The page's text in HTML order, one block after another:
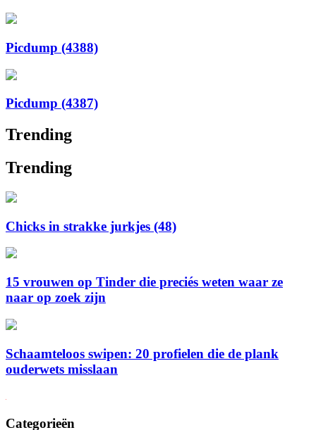
Picdump (4388)
Picdump (4387)
Trending
Trending
Chicks in strakke jurkjes (48)
15 vrouwen op Tinder die preciés weten waar ze
naar op zoek zijn
Schaamteloos swipen: 20 profielen die de plank
ouderwets misslaan
Categorieën